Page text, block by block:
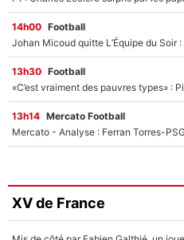
14h00 Football
13h30 Football
13h14 Mercato Football
Mercato - Analyse : Ferran Torres-
XV de France